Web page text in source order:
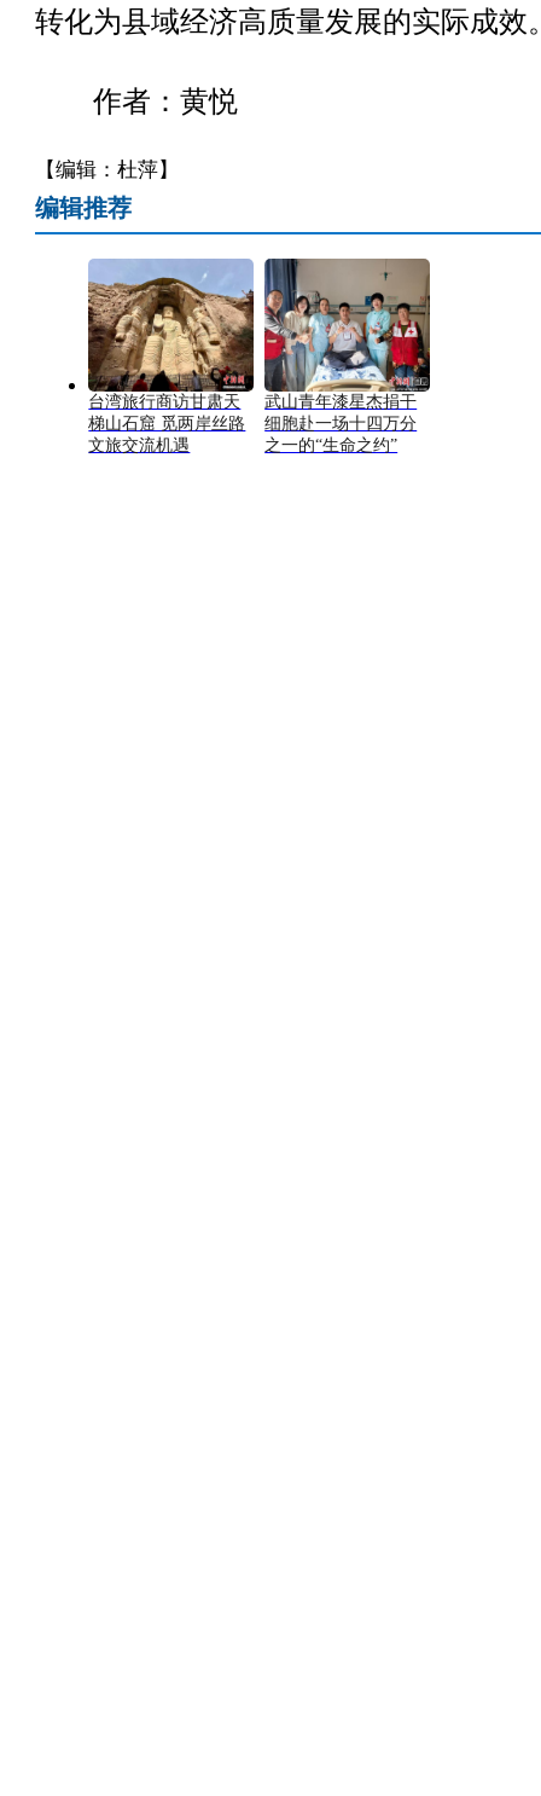
转化为县域经济高质量发展的实际成效
作者：黄悦
【编辑：杜萍】
编辑推荐
台湾旅行商访甘肃天
梯山石窟 觅两岸丝路
文旅交流机遇
武山青年漆星杰捐干
细胞赴一场十四万分
之一的“生命之约”